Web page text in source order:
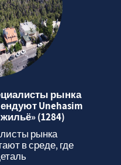
рынка
Unehasim
(1284)
рынка
в среде, где